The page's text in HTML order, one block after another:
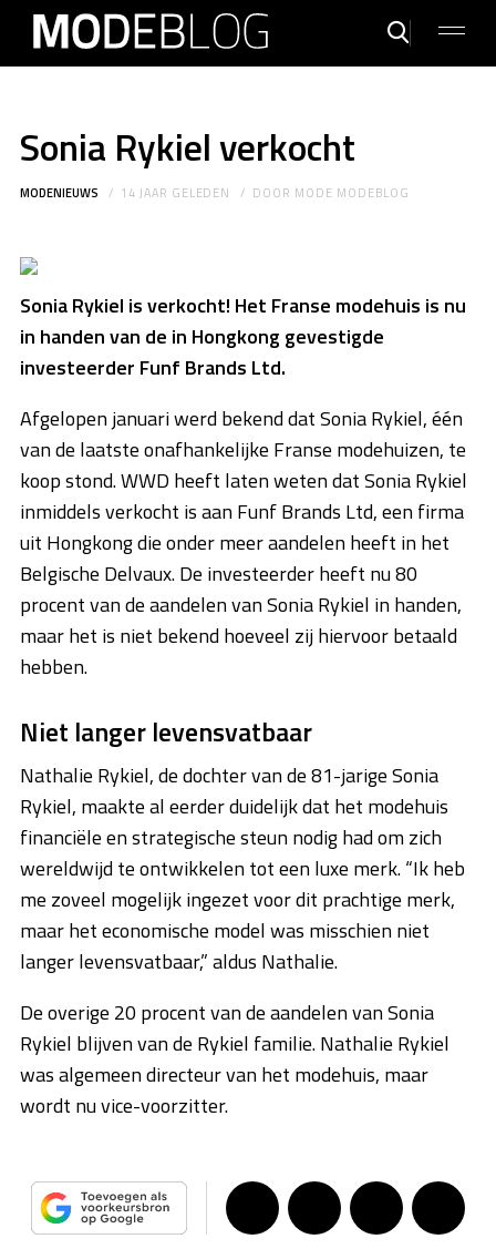
Sonia Rykiel verkocht
MODENIEUWS 14 JAAR GELEDEN DOOR MODE MODEBLOG
Sonia Rykiel is verkocht! Het Franse modehuis is nu
in handen van de in Hongkong gevestigde
investeerder Funf Brands Ltd.
Afgelopen januari werd bekend dat Sonia Rykiel, één
van de laatste onafhankelijke Franse modehuizen, te
koop stond. WWD heeft laten weten dat Sonia Rykiel
inmiddels verkocht is aan Funf Brands Ltd, een firma
uit Hongkong die onder meer aandelen heeft in het
Belgische Delvaux. De investeerder heeft nu 80
procent van de aandelen van Sonia Rykiel in handen,
maar het is niet bekend hoeveel zij hiervoor betaald
hebben.
Niet langer levensvatbaar
Nathalie Rykiel, de dochter van de 81-jarige Sonia
Rykiel, maakte al eerder duidelijk dat het modehuis
financiële en strategische steun nodig had om zich
wereldwijd te ontwikkelen tot een luxe merk. “Ik heb
me zoveel mogelijk ingezet voor dit prachtige merk,
maar het economische model was misschien niet
langer levensvatbaar,” aldus Nathalie.
De overige 20 procent van de aandelen van Sonia
Rykiel blijven van de Rykiel familie. Nathalie Rykiel
was algemeen directeur van het modehuis, maar
wordt nu vice-voorzitter.